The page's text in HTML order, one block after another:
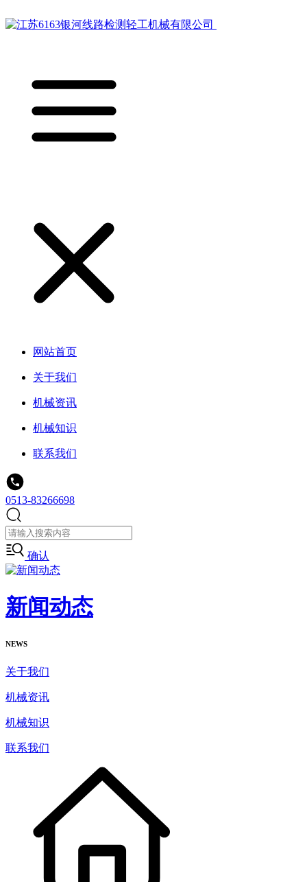
网站首页
关于我们
机械资讯
机械知识
联系我们
0513-83266698
确认
新闻动态
NEWS
关于我们
机械资讯
机械知识
联系我们